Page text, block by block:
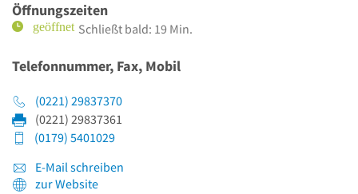
Öffnungszeiten
Schließt bald: 19 Min.
Telefonnummer, Fax, Mobil
(0221) 29837370
(0221) 29837361
(0179) 5401029
E-Mail schreiben
zur Website